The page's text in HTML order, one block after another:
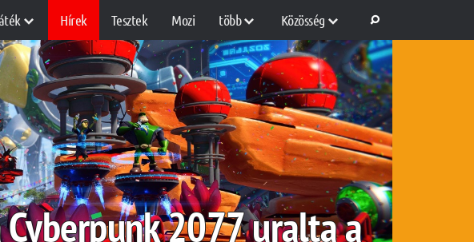
Hírek Tesztek Mozi több Közösség
2077 uralta a